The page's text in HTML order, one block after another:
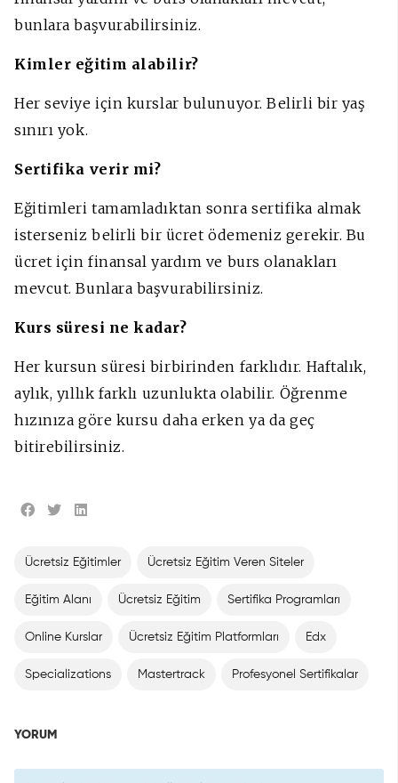
bunlara başvurabilirsiniz.
Kimler eğitim alabilir?
Her seviye için kurslar bulunuyor. Belirli bir yaş
sınırı yok.
Sertifika verir mi?
Eğitimleri tamamladıktan sonra sertifika almak
isterseniz belirli bir ücret ödemeniz gerekir. Bu
ücret için finansal yardım ve burs olanakları
mevcut. Bunlara başvurabilirsiniz.
Kurs süresi ne kadar?
Her kursun süresi birbirinden farklıdır. Haftalık,
aylık, yıllık farklı uzunlukta olabilir. Öğrenme
hızınıza göre kursu daha erken ya da geç
bitirebilirsiniz.
Ücretsiz Eğitimler Ücretsiz Eğitim Veren Siteler
Eğitim Alanı Ücretsiz Eğitim Sertifika Programları
Online Kurslar Ücretsiz Eğitim Platformları Edx
Specializations Mastertrack Profesyonel Sertifikalar
YORUM